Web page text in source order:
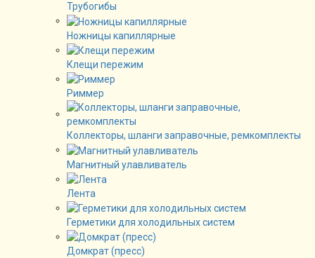
Трубогибы
Ножницы капиллярные
Клещи пережим
Риммер
Коллекторы, шланги заправочные, ремкомплекты
Магнитный улавливатель
Лента
Герметики для холодильных систем
Домкрат (пресс)